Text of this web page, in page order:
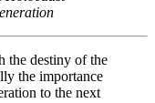
the destiny of the
the importance
to the next